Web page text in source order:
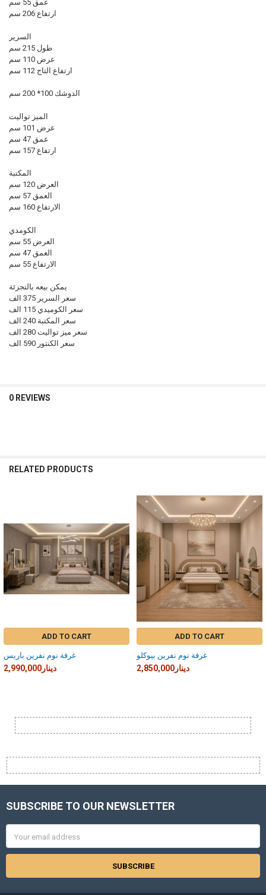
عمق 55 سم
ارتفاع 206 سم
السرير
طول 215 سم
عرض 110 سم
ارتفاع التاج 112 سم
الدوشك 100* 200 سم
الميز تواليت
عرض 101 سم
عمق 47 سم
ارتفاع 157 سم
المكتبة
العرض 120 سم
العمق 57 سم
الارتفاع 160 سم
الكومدي
العرض 55 سم
العمق 47 سم
الارتفاع 55 سم
يمكن بيعه بالتجزئة
سعر السرير 375 الف
سعر الكوميدي 115 الف
سعر المكتبة 240 الف
سعر ميز تواليت 280 الف
سعر الكنتور 590 الف
0 REVIEWS
RELATED PRODUCTS
Products
ADD TO CART
غرفة نوم نفرين باريس
2,990,000دينار
ADD TO CART
غرفة نوم نفرين بيوكلو
2,850,000دينار
Footer
SUBSCRIBE TO OUR NEWSLETTER
Address